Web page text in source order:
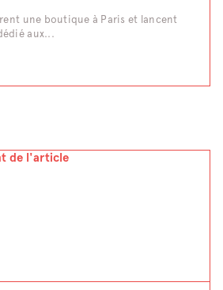
une boutique à Paris et lancent
aux...